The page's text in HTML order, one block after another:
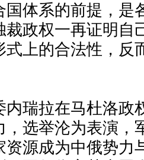
国体系的前提，是
裁政权一再证明自
式上的合法性，反
内瑞拉在马杜洛政
，选举沦为表演，
资源成为中俄势力